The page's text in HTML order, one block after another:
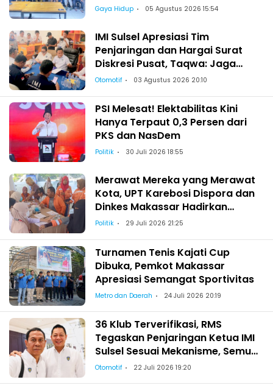
Gaya Hidup 05 Agustus 2026 15:54
IMI Sulsel Apresiasi Tim
Penjaringan dan Hargai Surat
Diskresi Pusat, Taqwa: Jaga
Kekeluargaan-Kebersamaan
Otomotif 03 Agustus 2026 20:10
PSI Melesat! Elektabilitas Kini
Hanya Terpaut 0,3 Persen dari
PKS dan NasDem
Politik 30 Juli 2026 18:55
Merawat Mereka yang Merawat
Kota, UPT Karebosi Dispora dan
Dinkes Makassar Hadirkan
Pemeriksaan Kesehatan bagi
Politik 29 Juli 2026 21:25
Turnamen Tenis Kajati Cup
Dibuka, Pemkot Makassar
Apresiasi Semangat Sportivitas
Metro dan Daerah 24 Juli 2026 20:19
36 Klub Terverifikasi, RMS
Tegaskan Penjaringan Ketua IMI
Sulsel Sesuai Mekanisme, Semua
Berhak Maju!
Otomotif 22 Juli 2026 19:20